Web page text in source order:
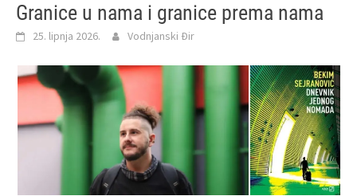
Granice u nama i granice prema nama
25. lipnja 2026. Vodnjanski Đir